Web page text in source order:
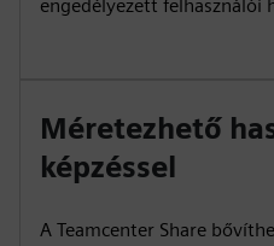
engedélyezett felhasználói
Méretezhető
képzéssel
A Teamcenter Share